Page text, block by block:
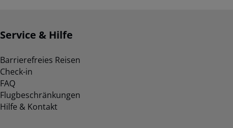
Service & Hilfe
Barrierefreies Reisen
Check-in
FAQ
Flugbeschränkungen
Hilfe & Kontakt